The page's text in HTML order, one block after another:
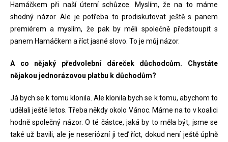
Hamáčkem při naší úterní schůzce. Myslím, že na to máme
shodný názor. Ale je potřeba to prodiskutovat ještě s panem
premiérem a myslím, že pak by měli společně předstoupit s
panem Hamáčkem a říct jasné slovo. To je můj názor.
A co nějaký předvolební dáreček důchodcům. Chystáte
nějakou jednorázovou platbu k důchodům?
Já bych se k tomu klonila. Ale klonila bych se k tomu, abychom to
udělali ještě letos. Třeba někdy okolo Vánoc. Máme na to v koalici
hodně společný názor. O té částce, jaká by to měla být, jsme se
také už bavili, ale je neseriózní ji teď říct, dokud není ještě úplně